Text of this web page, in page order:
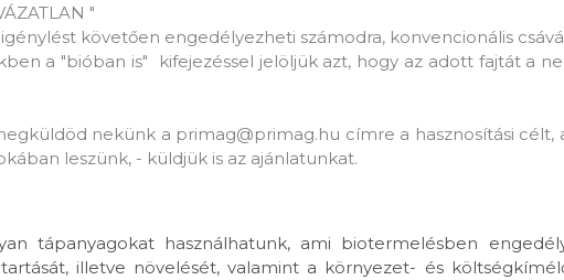
"
követően engedélyezheti számodra, konvencionális
a "bióban is" kifejezéssel jelöljük azt, hogy az adott fajtát a
nekünk a primag@primag.hu címre a hasznosítási
leszünk, - küldjük is az ajánlatunkat.
tápanyagokat használhatunk, ami biotermelésben
illetve növelését, valamint a környezet- és